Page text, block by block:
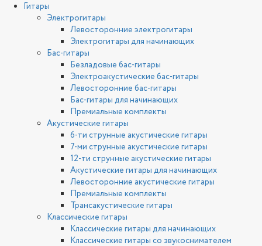
Гитары
Электрогитары
Левосторонние электрогитары
Электрогитары для начинающих
Бас-гитары
Безладовые бас-гитары
Электроакустические бас-гитары
Левосторонние бас-гитары
Бас-гитары для начинающих
Премиальные комплекты
Акустические гитары
6-ти струнные акустические гитары
7-ми струнные акустические гитары
12-ти струнные акустические гитары
Акустические гитары для начинающих
Левосторонние акустические гитары
Премиальные комплекты
Трансакустические гитары
Классические гитары
Классические гитары для начинающих
Классические гитары со звукоснимателем